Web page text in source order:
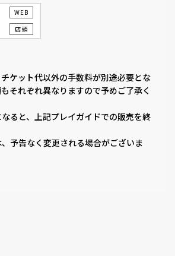
WEB
店頭
ケット代以外の手数料が別途必要とな
それぞれ異なりますので予めご了承く
ると、上記プレイガイドでの販売を終
予告なく変更される場合がございま